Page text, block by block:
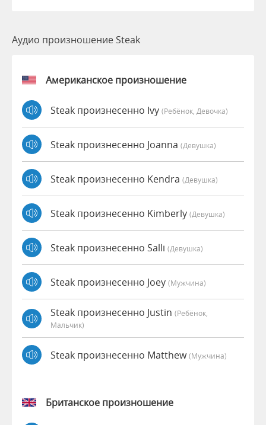
Аудио произношение Steak
Американское произношение
Steak произнесенно Ivy (Ребёнок, Девочка)
Steak произнесенно Joanna (девушка)
Steak произнесенно Kendra (девушка)
Steak произнесенно Kimberly (девушка)
Steak произнесенно Salli (девушка)
Steak произнесенно Joey (мужчина)
Steak произнесенно Justin (Ребёнок,
Мальчик)
Steak произнесенно Matthew(мужчина)
Британское произношение